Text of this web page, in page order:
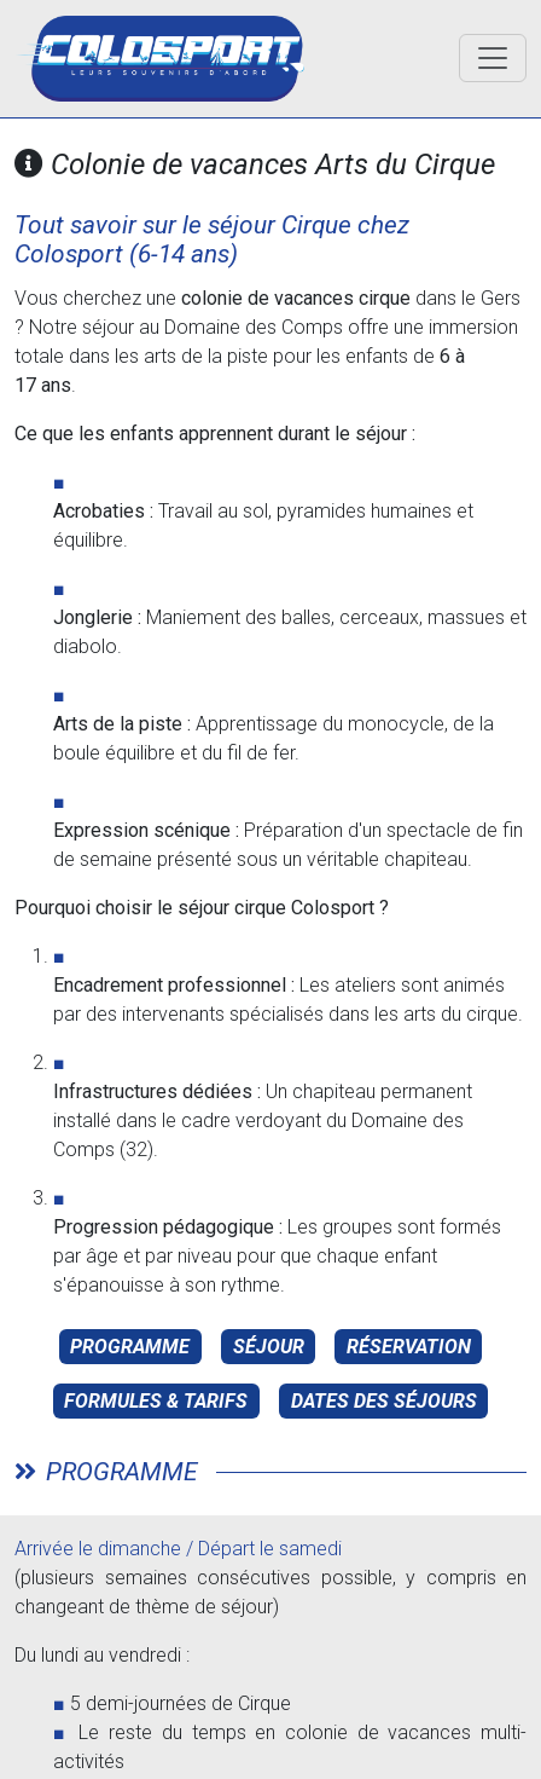
Colonie de vacances Arts du Cirque
Tout savoir sur le séjour Cirque chez
Colosport (6-14 ans)
Vous cherchez une colonie de vacances cirque dans le Gers
? Notre séjour au Domaine des Comps offre une immersion
totale dans les arts de la piste pour les enfants de 6 à
17 ans
Ce que les enfants apprennent durant le séjour :
Acrobaties : Travail au sol, pyramides humaines et
équilibre.
Jonglerie : Maniement des balles, cerceaux, massues et
diabolo.
Arts de la piste : Apprentissage du monocycle, de la
boule équilibre et du fil de fer.
Expression scénique : Préparation d'un spectacle de fin
de semaine présenté sous un véritable chapiteau.
Pourquoi choisir le séjour cirque Colosport ?
Encadrement professionnel : Les ateliers sont animés
par des intervenants spécialisés dans les arts du cirque.
Infrastructures dédiées : Un chapiteau permanent
installé dans le cadre verdoyant du Domaine des
Comps (32).
Progression pédagogique : Les groupes sont formés
par âge et par niveau pour que chaque enfant
s'épanouisse à son rythme.
PROGRAMME SÉJOUR RÉSERVATION
FORMULES & TARIFS DATES DES SÉJOURS
PROGRAMME
Arrivée le dimanche / Départ le samedi
(plusieurs semaines consécutives possible, y compris en
changeant de thème de séjour)
Du lundi au vendredi :
5 demi-journées de Cirque
Le reste du temps en colonie de vacances multi-
activités